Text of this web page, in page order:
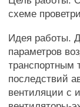
схеме
Идея работы.
параметров
транспортным
последствий
вентиляции с